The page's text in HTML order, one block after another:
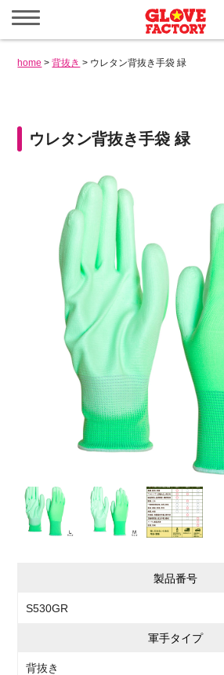
メ
ニ
ュ
を
home >背抜き > ウレタン背抜き手袋 緑
ウレタン背抜き手袋 緑
製品番号
S530GR
軍手タイプ
背抜き